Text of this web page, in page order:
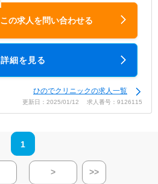
この求人を問い合わせる
詳細を見る
ひのでクリニックの求人一覧
更新日：2025/01/12 求人番号：9126115
1
> >>